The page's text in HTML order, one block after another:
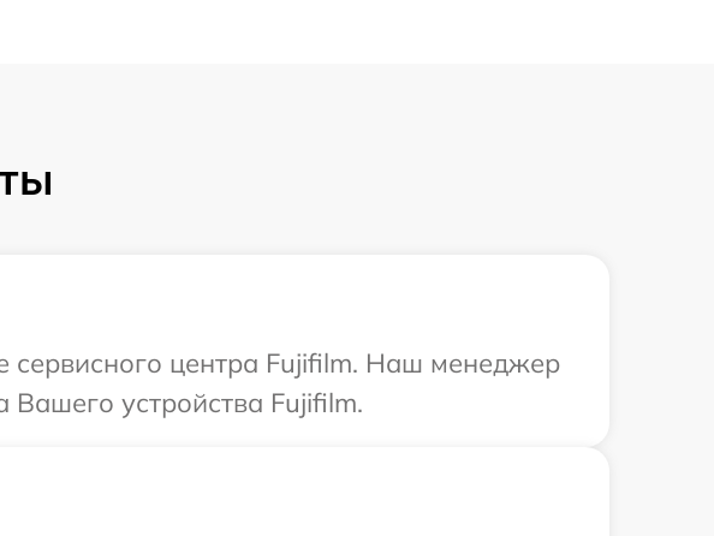
сервисного центра Fujifilm. Наш менеджер
устройства Fujifilm.